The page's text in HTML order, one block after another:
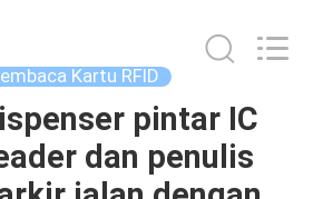
Kartu RFID
pintar IC
dan penulis